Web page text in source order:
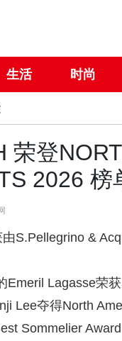
生活 时尚
荣登
2026 榜
S.Pellegrino &
Emeril Lagasse荣
Lee夺得North
Sommelier